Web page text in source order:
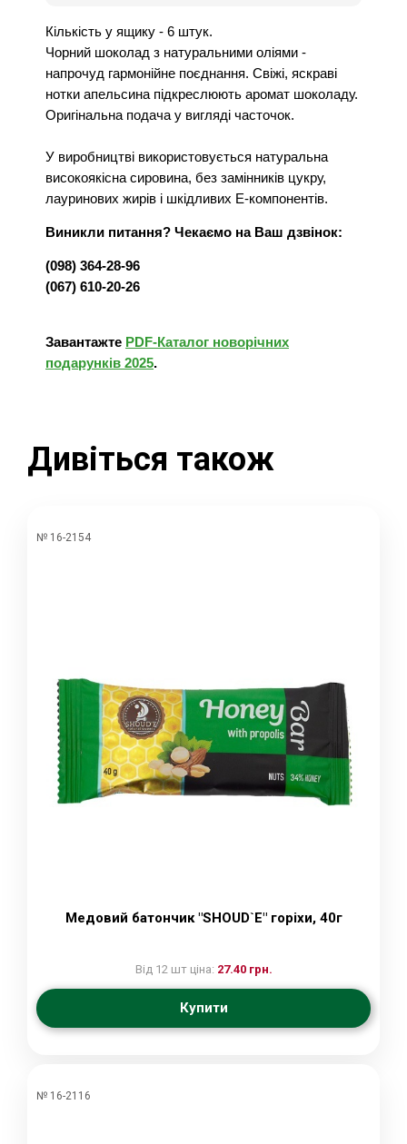
Кількість у ящику - 6 штук.
Чорний шоколад з натуральними оліями -
напрочуд гармонійне поєднання. Свіжі, яскраві
нотки апельсина підкреслюють аромат шоколаду.
Оригінальна подача у вигляді часточок.
У виробництві використовується натуральна
високоякісна сировина, без замінників цукру,
лауринових жирів і шкідливих Е-компонентів.
Виникли питання? Чекаємо на Ваш дзвінок:
(098) 364-28-96
(067) 610-20-26
Завантажте PDF-Каталог новорічних
подарунків 2025.
Дивіться також
№ 16-2154
Медовий батончик "SHOUD`E" горіхи, 40г
Від 12 шт ціна: 27.40 грн.
Купити
№ 16-2116